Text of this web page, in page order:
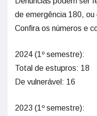
de emergência 180,
Confira os números e
2024 (1º semestre):
Total de estupros: 18
De vulnerável: 16
2023 (1º semestre):